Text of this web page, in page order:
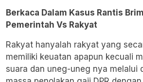
Berkaca Dalam Kasus Rantis
Pemerintah Vs Rakyat
Rakyat hanyalah rakyat yang
memiliki keuatan apapun kecuali
suara dan uneg-uneg nya melalui